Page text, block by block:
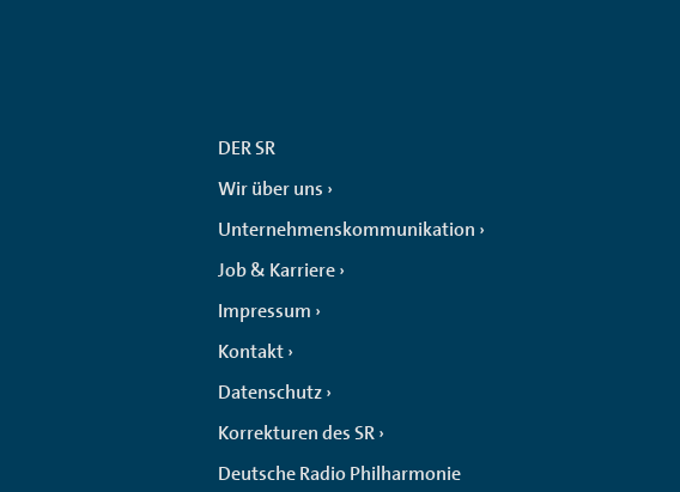
DER SR
Wir über uns
Unternehmenskommunikation
Job & Karriere
Impressum
Kontakt
Datenschutz
Korrekturen des SR
Deutsche Radio Philharmonie